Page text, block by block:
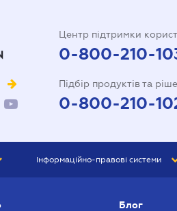
Центр підтримки
0-800-210-
Підбір продуктів та
0-800-210-
Інформаційно-правові системи
Блог